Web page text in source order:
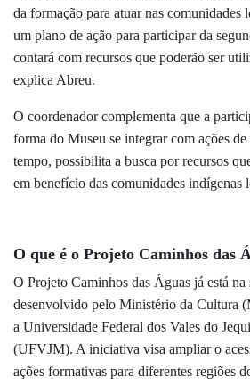
da formação para atuar nas comunidades
um plano de ação para participar da
contará com recursos que poderão ser
explica Abreu.
O coordenador complementa que a
forma do Museu se integrar com ações
tempo, possibilita a busca por recursos
em benefício das comunidades indígenas
O que é o Projeto Caminhos das
O Projeto Caminhos das Águas já está na
desenvolvido pelo Ministério da Cultura
a Universidade Federal dos Vales do
(UFVJM). A iniciativa visa ampliar o
ações formativas para diferentes regiões